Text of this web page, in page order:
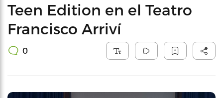
Teen Edition en el Teatro
Francisco Arriví
0